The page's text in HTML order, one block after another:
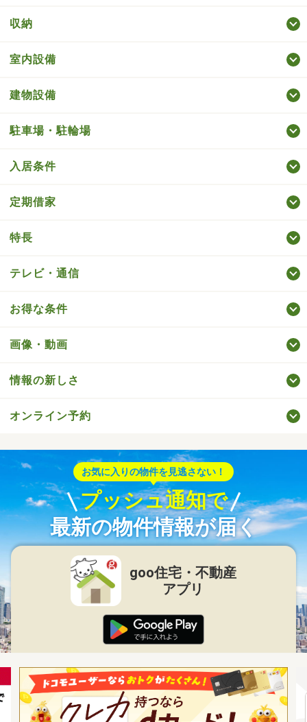
収納
室内設備
建物設備
駐車場・駐輪場
入居条件
定期借家
特長
テレビ・通信
お得な条件
画像・動画
情報の新しさ
オンライン予約
お気に入りの物件を見逃さない！
プッシュ通知で
最新の物件情報が届く
goo住宅・不動産
アプリ